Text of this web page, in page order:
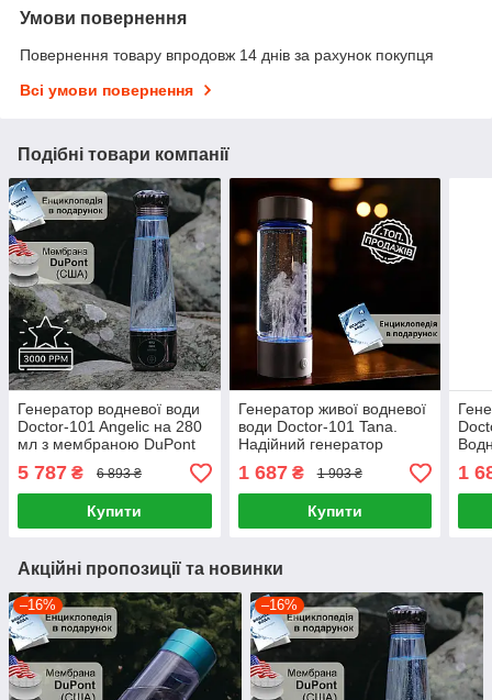
Умови повернення
Повернення товару впродовж 14 днів за рахунок покупця
Всі умови повернення
Подібні товари компанії
Генератор водневої води
Doctor-101 Angelic на 280
мл з мембраною DuPont
для будь-якого типу води
5 787 ₴ 6 893 ₴
Купити
Генератор живої водневої
води Doctor-101 Tana.
Надійний генератор
USB, на 450 мл
1 687₴ 1 903 ₴
Купити
1
Акційні пропозиції та новинки
–16% –16%